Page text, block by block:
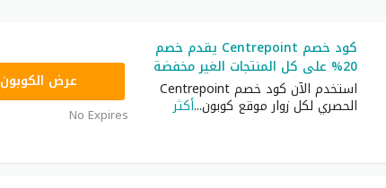
كود خصم Centrepoint يقدم خصم
20% على كل المنتجات الغير مخفضة
استخدم الآن كود خصم Centrepoint
الحصري لكل زوار موقع كوبون...أكثر
عرض الكوبون
No Expires